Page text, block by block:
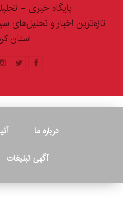
پایگاه خبری -
تازه‌ترین اخبار و تحلیل‌های
استان
درباره ما
آگهی تبلیغات